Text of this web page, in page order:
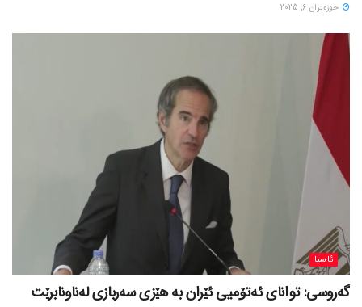
حوزه‌یران 6, 2025
ئاسیا
گەروسی: توانای ئەتۆمیی ئێران بە هێزی سەربازی لەناونابرێت